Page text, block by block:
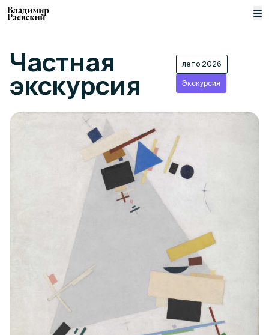
Частная
экскурсия
лето 2026
Экскурсия